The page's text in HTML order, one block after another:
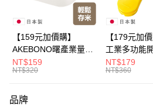
Google Pay
全盈+PAY
大哥付你分期
【大哥付你分期使用說明】
【159元加價購】
AKEBONO曙產業量米
杯漏斗組(白)/量米杯/
米桶/量米用具/任二件8
NT$159
NT$320
【179元加
工業多功能
瓶器/餐廚用
具/任二件8折
NT$179
NT$360
品牌